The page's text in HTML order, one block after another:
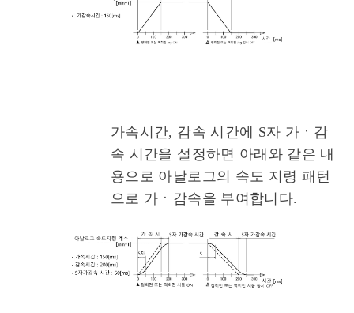
가속시간, 감속 시간에 S자 가ㆍ감
속 시간을 설정하면 아래와 같은 내
용으로 아날로그의 속도 지령 패턴
으로 가ㆍ감속을 부여합니다.